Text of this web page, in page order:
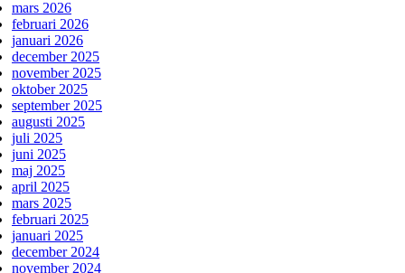
mars 2026
februari 2026
januari 2026
december 2025
november 2025
oktober 2025
september 2025
augusti 2025
juli 2025
juni 2025
maj 2025
april 2025
mars 2025
februari 2025
januari 2025
december 2024
november 2024